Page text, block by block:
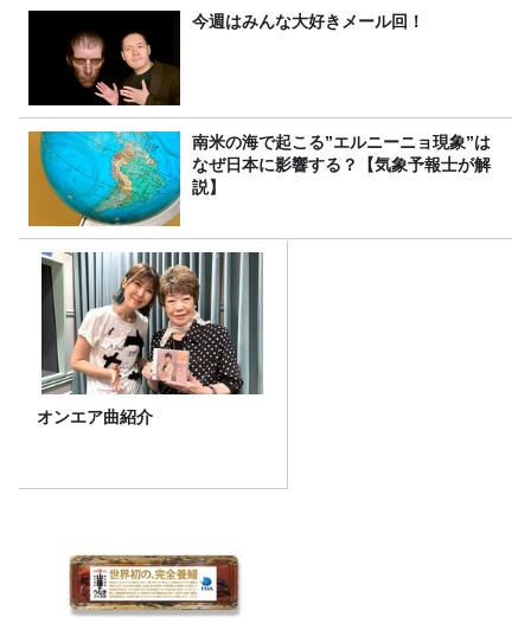
今週はみんな大好きメール回！
南米の海で起こる”エルニーニョ現象”は
なぜ日本に影響する？【気象予報士が解
説】
オンエア曲紹介